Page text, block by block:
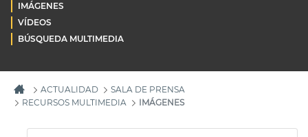
IMÁGENES
VÍDEOS
BÚSQUEDA MULTIMEDIA
ACTUALIDAD
SALA DE PRENSA
RECURSOS MULTIMEDIA
IMÁGENES